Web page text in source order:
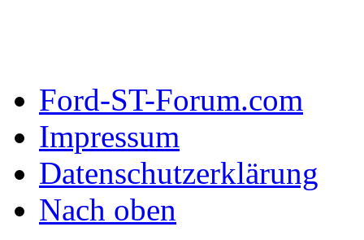
Ford-ST-Forum.com
Impressum
Datenschutzerklärung
Nach oben